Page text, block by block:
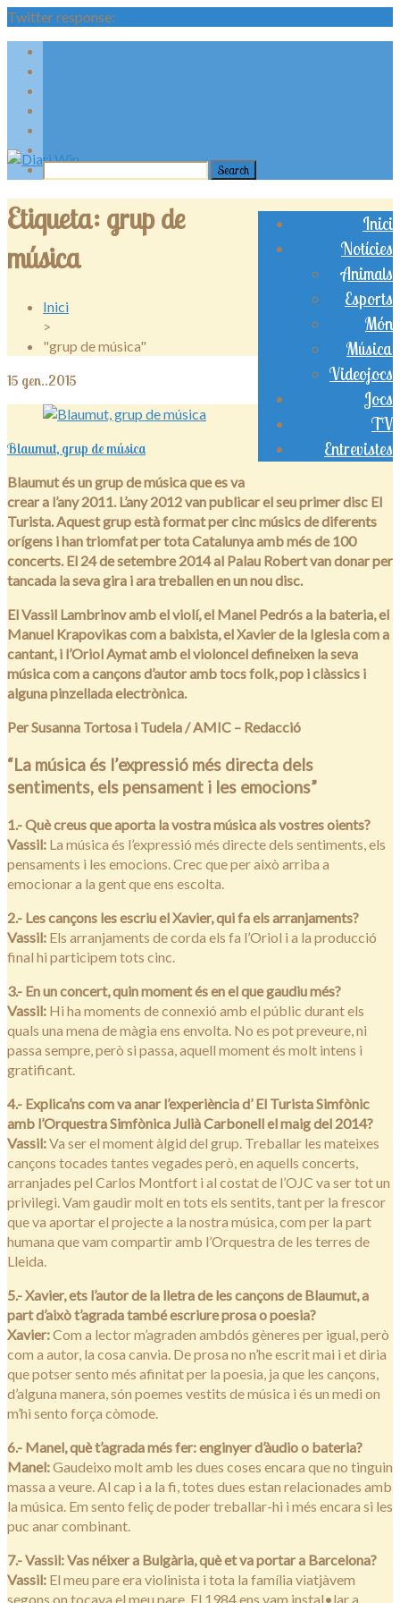
Twitter response:
Inici
Notícies
Animals
Esports
Món
Música
Videojocs
Jocs
TV
Entrevistes
Etiqueta: grup de
música
Inici
>
"grup de música"
15 gen..2015
Blaumut, grup de música
Blaumut és un grup de música que es va
crear a l’any 2011. L’any 2012 van publicar el seu primer disc El
Turista. Aquest grup està format per cinc músics de diferents
orígens i han triomfat per tota Catalunya amb més de 100
concerts. El 24 de setembre 2014 al Palau Robert van donar per
tancada la seva gira i ara treballen en un nou disc.
El Vassil Lambrinov amb el violí, el Manel Pedrós a la bateria, el
Manuel Krapovikas com a baixista, el Xavier de la Iglesia com a
cantant, i l’Oriol Aymat amb el violoncel defineixen la seva
música com a cançons d’autor amb tocs folk, pop i clàssics i
alguna pinzellada electrònica.
Per Susanna Tortosa i Tudela / AMIC – Redacció
“La música és l’expressió més directa dels
sentiments, els pensament i les emocions”
1.- Què creus que aporta la vostra música als vostres oients?
Vassil: La música és l’expressió més directe dels sentiments, els
pensaments i les emocions. Crec que per això arriba a
emocionar a la gent que ens escolta.
2.- Les cançons les escriu el Xavier, qui fa els arranjaments?
Vassil: Els arranjaments de corda els fa l’Oriol i a la producció
final hi participem tots cinc.
3.- En un concert, quin moment és en el que gaudiu més?
Vassil: Hi ha moments de connexió amb el públic durant els
quals una mena de màgia ens envolta. No es pot preveure, ni
passa sempre, però si passa, aquell moment és molt intens i
gratificant.
4.- Explica’ns com va anar l’experiència d’ El Turista Simfònic
amb l’Orquestra Simfònica Julià Carbonell el maig del 2014?
Vassil:Va ser el moment àlgid del grup. Treballar les mateixes
cançons tocades tantes vegades però, en aquells concerts,
arranjades pel Carlos Montfort i al costat de l’OJC va ser tot un
privilegi. Vam gaudir molt en tots els sentits, tant per la frescor
que va aportar el projecte a la nostra música, com per la part
humana que vam compartir amb l’Orquestra de les terres de
Lleida.
5.- Xavier, ets l’autor de la lletra de les cançons de Blaumut, a
part d’això t’agrada també escriure prosa o poesia?
Xavier:Com a lector m’agraden ambdós gèneres per igual, però
com a autor, la cosa canvia. De prosa no n’he escrit mai i et diria
que potser sento més afinitat per la poesia, ja que les cançons,
d’alguna manera, són poemes vestits de música i és un medi on
m’hi sento força còmode.
6.- Manel, què t’agrada més fer: enginyer d’àudio o bateria?
Manel:Gaudeixo molt amb les dues coses encara que no tinguin
massa a veure. Al cap i a la fi, totes dues estan relacionades amb
la música. Em sento feliç de poder treballar-hi i més encara si les
puc anar combinant.
7.- Vassil: Vas néixer a Bulgària, què et va portar a Barcelona?
Vassil: El meu pare era violinista i tota la família viatjàvem
segons on tocava el meu pare. El 1984 ens vam instal•lar a